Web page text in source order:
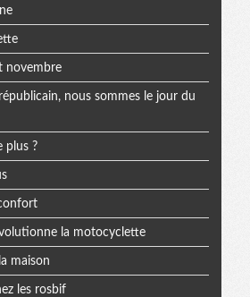
novembre
nous sommes le jour du
plus ?
la motocyclette
maison
les rosbif